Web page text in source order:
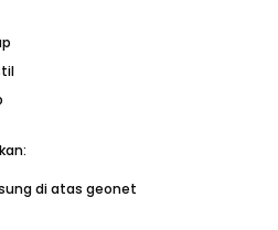
di atas geonet